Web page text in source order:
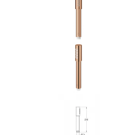
Sisteme de dus incastrate